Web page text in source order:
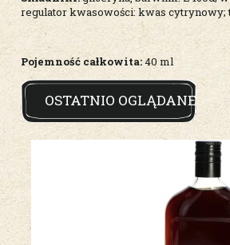
regulator kwasowości: kwas cytrynowy;
Pojemność całkowita:40 ml
OSTATNIO OGLĄDANE